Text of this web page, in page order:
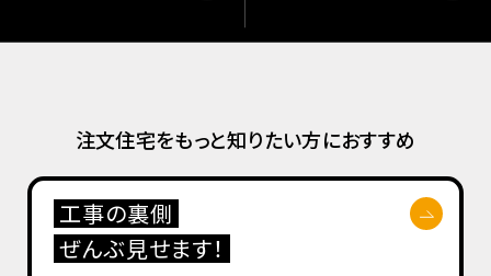
注文住宅をもっと知りたい方におすすめ
工事の裏側
ぜんぶ見せます！